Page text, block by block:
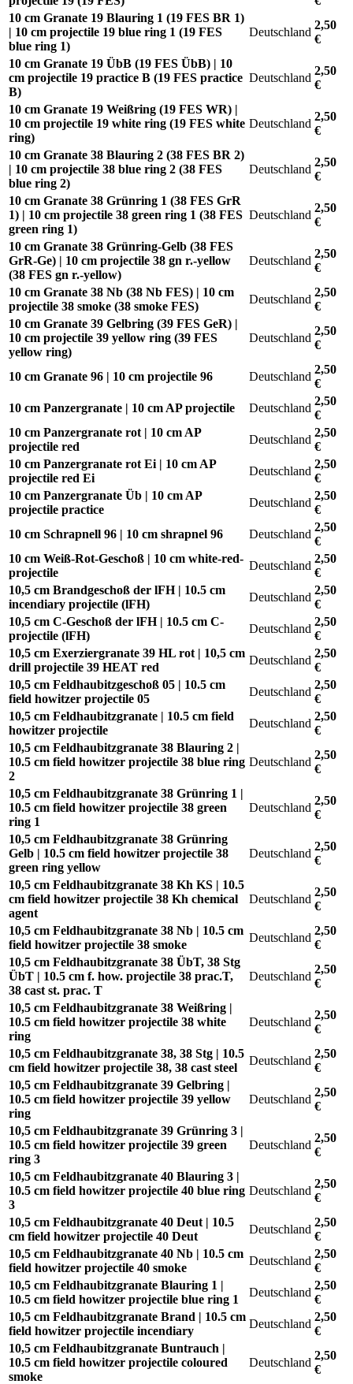
10 cm Granate 19 Blauring 1 (19 FES BR 1)
| 10 cm projectile 19 blue ring 1 (19 FES
blue ring 1)
Deutschland
2,50
€
10 cm Granate 19 ÜbB (19 FES ÜbB) | 10
cm projectile 19 practice B (19 FES practice
B)
Deutschland
2,50
€
10 cm Granate 19 Weißring (19 FES WR) |
10 cm projectile 19 white ring (19 FES white
ring)
Deutschland
2,50
€
10 cm Granate 38 Blauring 2 (38 FES BR 2)
| 10 cm projectile 38 blue ring 2 (38 FES
blue ring 2)
Deutschland
2,50
€
10 cm Granate 38 Grünring 1 (38 FES GrR
1) | 10 cm projectile 38 green ring 1 (38 FES
green ring 1)
Deutschland
2,50
€
10 cm Granate 38 Grünring-Gelb (38 FES
GrR-Ge) | 10 cm projectile 38 gn r.-yellow
(38 FES gn r.-yellow)
Deutschland
2,50
€
10 cm Granate 38 Nb (38 Nb FES) | 10 cm
projectile 38 smoke (38 smoke FES)
Deutschland
2,50
€
10 cm Granate 39 Gelbring (39 FES GeR) |
10 cm projectile 39 yellow ring (39 FES
yellow ring)
Deutschland
2,50
€
10 cm Granate 96 | 10 cm projectile 96 Deutschland
2,50
€
10 cm Panzergranate | 10 cm AP projectile
Deutschland
2,50
€
10 cm Panzergranate rot | 10 cm AP
projectile red
Deutschland
2,50
€
10 cm Panzergranate rot Ei | 10 cm AP
projectile red Ei
Deutschland
2,50
€
10 cm Panzergranate Üb | 10 cm AP
projectile practice
Deutschland
2,50
€
10 cm Schrapnell 96 | 10 cm shrapnel 96
Deutschland
2,50
€
10 cm Weiß-Rot-Geschoß | 10 cm white-red-
projectile
Deutschland
2,50
€
10,5 cm Brandgeschoß der lFH | 10.5 cm
incendiary projectile (lFH)
Deutschland
2,50
€
10,5 cm C-Geschoß der lFH | 10.5 cm C-
projectile (lFH)
Deutschland
2,50
€
10,5 cm Exerziergranate 39 HL rot | 10,5 cm
drill projectile 39 HEAT red
Deutschland
2,50
€
10,5 cm Feldhaubitzgeschoß 05 | 10.5 cm
field howitzer projectile 05
Deutschland
2,50
€
10,5 cm Feldhaubitzgranate | 10.5 cm field
howitzer projectile
Deutschland
2,50
€
10,5 cm Feldhaubitzgranate 38 Blauring 2 |
10.5 cm field howitzer projectile 38 blue ring
2
Deutschland
2,50
€
10,5 cm Feldhaubitzgranate 38 Grünring 1 |
10.5 cm field howitzer projectile 38 green
ring 1
Deutschland
2,50
€
10,5 cm Feldhaubitzgranate 38 Grünring
Gelb | 10.5 cm field howitzer projectile 38
green ring yellow
Deutschland
2,50
€
10,5 cm Feldhaubitzgranate 38 Kh KS | 10.5
cm field howitzer projectile 38 Kh chemical
agent
Deutschland
2,50
€
10,5 cm Feldhaubitzgranate 38 Nb | 10.5 cm
field howitzer projectile 38 smoke
Deutschland
2,50
€
10,5 cm Feldhaubitzgranate 38 ÜbT, 38 Stg
ÜbT | 10.5 cm f. how. projectile 38 prac.T,
38 cast st. prac. T
Deutschland
2,50
€
10,5 cm Feldhaubitzgranate 38 Weißring |
10.5 cm field howitzer projectile 38 white
ring
Deutschland
2,50
€
10,5 cm Feldhaubitzgranate 38, 38 Stg | 10.5
cm field howitzer projectile 38, 38 cast steel
Deutschland
2,50
€
10,5 cm Feldhaubitzgranate 39 Gelbring |
10.5 cm field howitzer projectile 39 yellow
ring
Deutschland
2,50
€
10,5 cm Feldhaubitzgranate 39 Grünring 3 |
10.5 cm field howitzer projectile 39 green
ring 3
Deutschland
2,50
€
10,5 cm Feldhaubitzgranate 40 Blauring 3 |
10.5 cm field howitzer projectile 40 blue ring
3
Deutschland
2,50
€
10,5 cm Feldhaubitzgranate 40 Deut | 10.5
cm field howitzer projectile 40 Deut
Deutschland
2,50
€
10,5 cm Feldhaubitzgranate 40 Nb | 10.5 cm
field howitzer projectile 40 smoke
Deutschland
2,50
€
10,5 cm Feldhaubitzgranate Blauring 1 |
10.5 cm field howitzer projectile blue ring 1
Deutschland
2,50
€
10,5 cm Feldhaubitzgranate Brand | 10.5 cm
field howitzer projectile incendiary
Deutschland
2,50
€
10,5 cm Feldhaubitzgranate Buntrauch |
10.5 cm field howitzer projectile coloured
smoke
Deutschland
2,50
€